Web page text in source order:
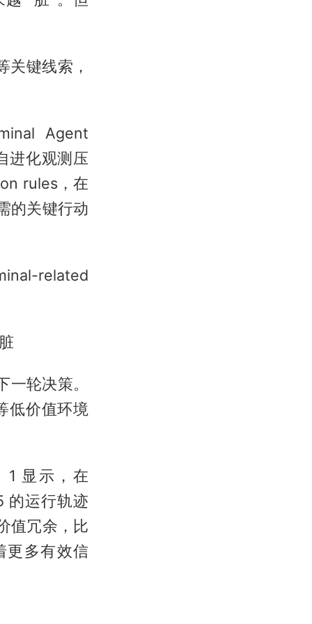
键线索，
Agent
进化观测压
rules，在
的关键行动
related
轮决策。
低价值环境
1 显示，在
的运行轨迹
值冗余，比
更多有效信